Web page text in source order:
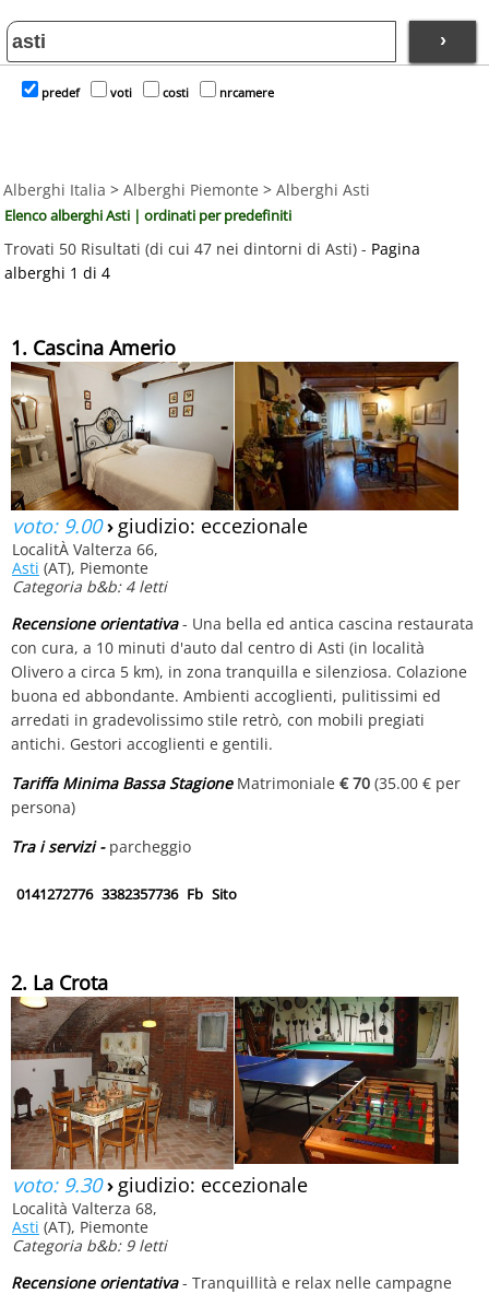
›
predef voti costi nrcamere
Alberghi Italia > Alberghi Piemonte > Alberghi Asti
Elenco alberghi Asti | ordinati per predefiniti
Trovati 50 Risultati (di cui 47 nei dintorni di Asti) - Pagina
alberghi 1 di 4
1. Cascina Amerio
voto: 9.00› giudizio: eccezionale
LocalitÀ Valterza 66,
Asti (AT), Piemonte
Categoria b&b: 4 letti
Recensione orientativa- Una bella ed antica cascina restaurata
con cura, a 10 minuti d'auto dal centro di Asti (in località
Olivero a circa 5 km), in zona tranquilla e silenziosa. Colazione
buona ed abbondante. Ambienti accoglienti, pulitissimi ed
arredati in gradevolissimo stile retrò, con mobili pregiati
antichi. Gestori accoglienti e gentili.
Tariffa Minima Bassa StagioneMatrimoniale € 70 (35.00 € per
persona)
Tra i servizi - parcheggio
0141272776 3382357736 Fb Sito
2. La Crota
voto: 9.30› giudizio: eccezionale
Località Valterza 68,
Asti (AT), Piemonte
Categoria b&b: 9 letti
Recensione orientativa- Tranquillità e relax nelle campagne